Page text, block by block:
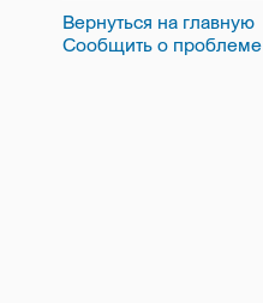
Вернуться на главную
Сообщить о проблеме